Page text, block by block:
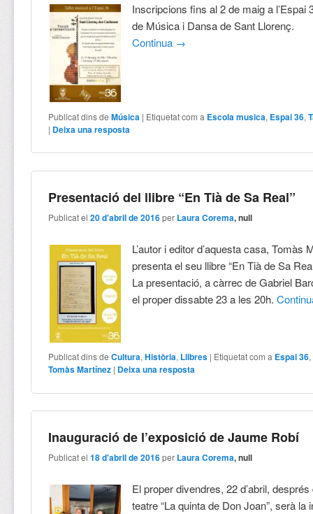
Inscripcions fins al 2 de maig a l’Espai
de Música i Dansa de Sant Llorenç.
Continua →
Publicat dins de Música | Etiquetat com a Escola musica, Espai 36,
| Deixa una resposta
Presentació del llibre “En Tià de Sa Real”
Publicat el20 d'abril de 2016 per Laura Corema, null
L’autor i editor d’aquesta casa, Tomàs
presenta el seu llibre “En Tià de Sa
La presentació, a càrrec de Gabriel
el proper dissabte 23 a les 20h.
Publicat dins de Cultura,Història, Llibres | Etiquetat com a Espai 36,
Tomàs Martínez | Deixa una resposta
Inauguració de l’exposició de Jaume Robí
Publicat el18 d'abril de 2016 per Laura Corema, null
El proper divendres, 22 d’abril, després
teatre “La quinta de Don Joan”, serà la